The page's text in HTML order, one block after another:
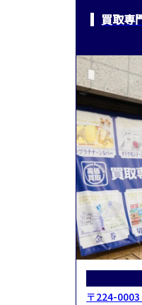
買取専
〒224-